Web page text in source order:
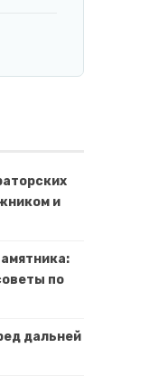
и
по
дальней